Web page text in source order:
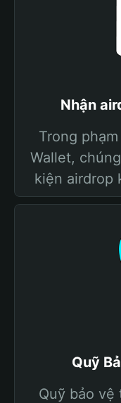
Nhận
Trong
Wallet,
kiện airdrop
Quỹ
Quỹ bảo vệ